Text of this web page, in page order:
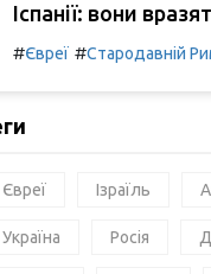
Іспанії: вони
#Євреї #Стародавній
Євреї Ізраїль
Україна Росія